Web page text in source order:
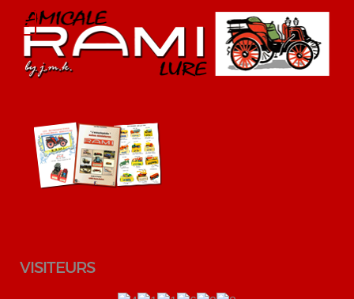
VISITEURS